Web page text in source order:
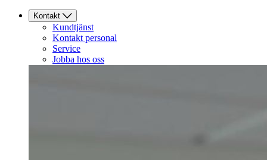
Kontakt
Kundtjänst
Kontakt personal
Service
Jobba hos oss